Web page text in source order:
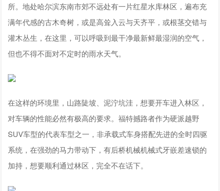
所。地处哈尔滨东南市郊不远处有一片红星水库林区，遍布充
满年代感的古木奇树，或是高耸入云与天齐平，或根茎交错与
灌木丛生，在这里，可以呼吸到最干净最新鲜最湿润的空气，
但也不得不面对不定时的雨水天气。
在这样的环境里，山路陡坡、泥泞坑洼，想要开车进入林区，
对车辆的性能必然有极高的要求。福特撼路者作为硬派越野
SUV车型的代表车型之一，非承载式车身搭配先进的全时四驱
系统，在强劲的马力带动下，有后桥机械机械式牙嵌差速锁的
加持，想要顺利通过林区，完全不在话下。